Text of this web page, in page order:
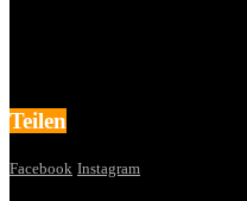
Teilen
Facebook Instagram